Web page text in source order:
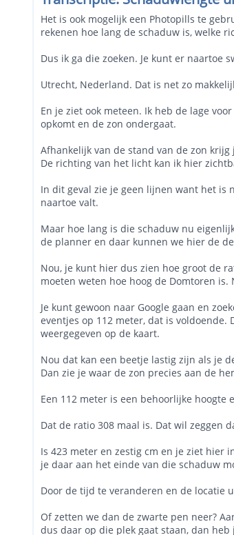
Het is ook mogelijk een Photopills te
rekenen hoe lang de schaduw is, welke
Dus ik ga die zoeken. Je kunt er naartoe
Utrecht, Nederland. Dat is net zo
En je ziet ook meteen. Ik heb de lage
opkomt en de zon ondergaat.
Afhankelijk van de stand van de zon
De richting van het licht kan ik hier
In dit geval zie je geen lijnen want het is
naartoe valt.
Maar hoe lang is die schaduw nu
de planner en daar kunnen we hier de
Nou, je kunt hier dus zien hoe groot de
moeten weten hoe hoog de Domtoren
Je kunt gewoon naar Google gaan en
eventjes op 112 meter, dat is
weergegeven op de kaart.
Nou dat kan een beetje lastig zijn als je
Dan zie je waar de zon precies aan de
Een 112 meter is een behoorlijke
Dat de ratio 308 maal is. Dat wil zeggen
Is 423 meter en zestig cm en je ziet hier
je daar aan het einde van die schaduw
Door de tijd te veranderen en de locatie
Of zetten we dan de zwarte pen neer?
dus daar op die plek gaat staan, dan